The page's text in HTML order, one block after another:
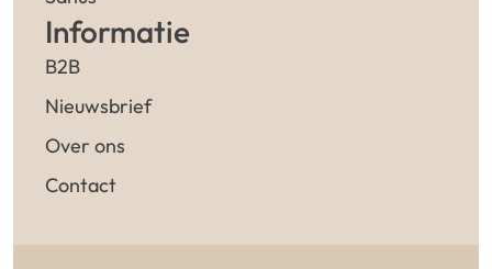
Informatie
B2B
Nieuwsbrief
Over ons
Contact